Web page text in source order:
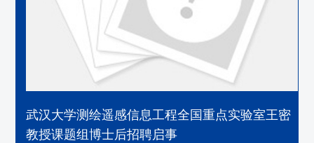
武汉大学测绘遥感信息工程全国重点实验室王密
教授课题组博士后招聘启事